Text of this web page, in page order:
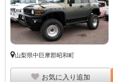
山梨県中巨摩郡昭和町
お気に入り追加